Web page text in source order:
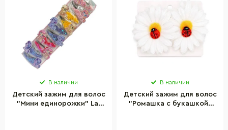
В наличии
Детский зажим для волос
"Мини единорожки" La-
В наличии
Детский зажим для волос
"Ромашка с букашкой"